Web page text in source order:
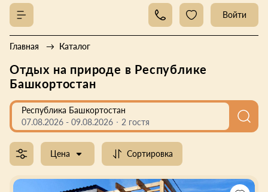
Войти
Главная Каталог
Отдых на природе в Республике
Башкортостан
Республика Башкортостан
07.08.2026 - 09.08.2026 2 гостя
Цена Сортировка